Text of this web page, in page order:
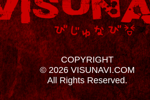
COPYRIGHT
© 2026 VISUNAVI.COM
All Rights Reserved.